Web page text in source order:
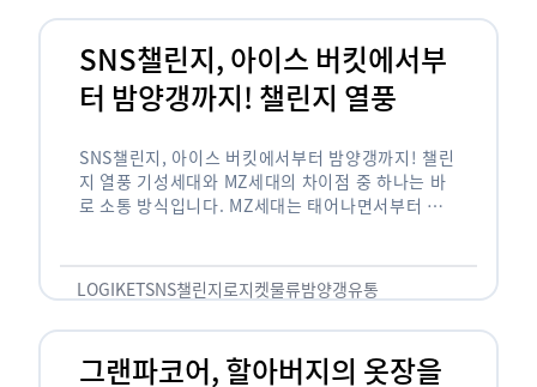
SNS챌린지, 아이스 버킷에서부
터 밤양갱까지! 챌린지 열풍
SNS챌린지, 아이스 버킷에서부터 밤양갱까지! 챌린
지 열풍 기성세대와 MZ세대의 차이점 중 하나는 바
로 소통 방식입니다. MZ세대는 태어나면서부터 디
도 능숙한 …
LOGIKETSNS챌린지로지켓물류밤양갱유통
그랜파코어, 할아버지의 옷장을